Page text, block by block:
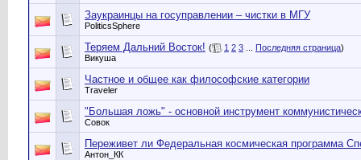
Заукраинцы на госуправлении – чистки в МГУ
PoliticsSphere
Теряем Дальний Восток! ( 1 2 3 Последняя страница)
Викуша
Частное и общее как философские категории
Traveler
"Большая ложь" - основной инструмент
Совок
Переживет ли Федеральная космическая программа
Антон_КК